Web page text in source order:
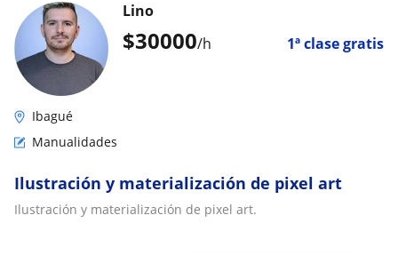
$30000/h 1ª clase gratis
Lino
Ibagué
Manualidades
Ilustración y materialización de pixel art
Ilustración y materialización de pixel art.